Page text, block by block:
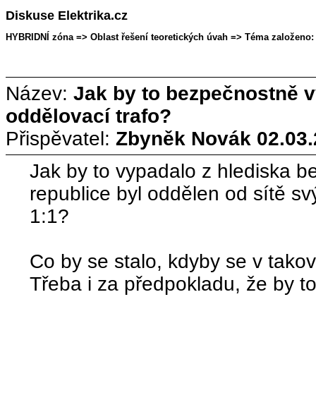
Diskuse Elektrika.cz
HYBRIDNÍ zóna => Oblast řešení teoretických úvah => Téma založeno:
Název: Jak by to bezpečnostně
oddělovací trafo?
Přispěvatel: Zbyněk Novák
Jak by to vypadalo z hlediska
republice byl oddělen od sítě
1:1?
Co by se stalo, kdyby se v
Třeba i za předpokladu, že by